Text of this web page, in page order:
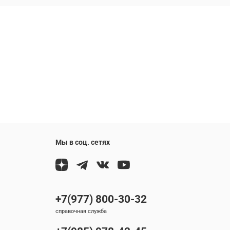
Мы в соц. сетях
+7(977) 800-30-32
справочная служба